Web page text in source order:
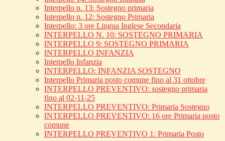
Interpello n. 13: Sostegno primaria
Interpello n. 12: Sostegno Primaria
Interpello: 3 ore Lingua Inglese Secondaria
INTERPELLO N. 10: SOSTEGNO PRIMARIA
INTERPELLO 9: SOSTEGNO PRIMARIA
INTERPELLO INFANZIA
Interpello Infanzia
INTERPELLO: INFANZIA SOSTEGNO
Interpello Primaria posto comune fino al 31 ottobre
INTERPELLO PREVENTIVO: sostegno primaria
fino al 02-11-25
INTERPELLO PREVENTIVO: Primaria Sostegno
INTERPELLO PREVENTIVO: 16 ore Primaria posto
comune
INTERPELLO PREVENTIVO 1: Primaria Posto